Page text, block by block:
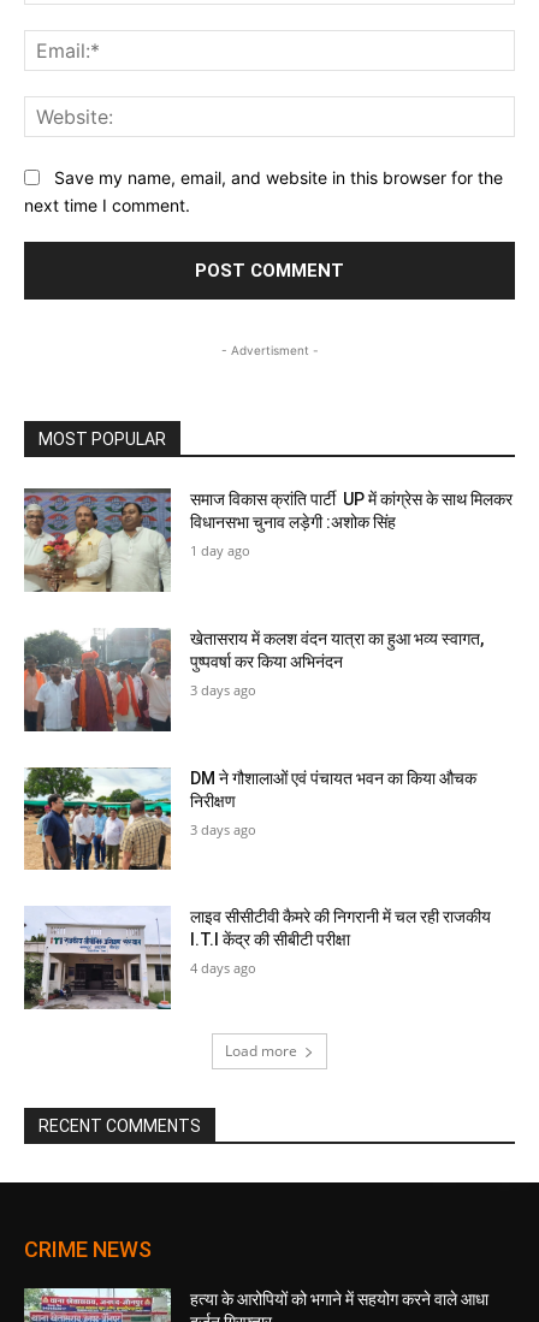
Save my name, email, and website in this browser for the
next time I comment.
- Advertisment -
MOST POPULAR
समाज विकास क्रांति पार्टी UP में कांग्रेस के साथ मिलकर
विधानसभा चुनाव लड़ेगी :अशोक सिंह
1 day ago
खेतासराय में कलश वंदन यात्रा का हुआ भव्य स्वागत,
पुष्पवर्षा कर किया अभिनंदन
3 days ago
DM ने गौशालाओं एवं पंचायत भवन का किया औचक
निरीक्षण
3 days ago
लाइव सीसीटीवी कैमरे की निगरानी में चल रही राजकीय
I.T.I केंद्र की सीबीटी परीक्षा
4 days ago
Load more
RECENT COMMENTS
CRIME NEWS
हत्या के आरोपियों को भगाने में सहयोग करने वाले आधा